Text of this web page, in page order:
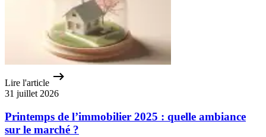
Lire l'article
31 juillet 2026
Printemps de l’immobilier 2025 : quelle ambiance
sur le marché ?